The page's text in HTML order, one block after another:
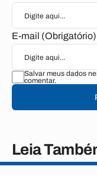
E-mail (Obrigatório)
Salvar meus dados
comentar.
Leia